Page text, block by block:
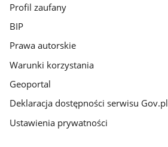
Profil zaufany
BIP
Prawa autorskie
Warunki korzystania
Geoportal
Deklaracja dostępności serwisu Gov.pl
Ustawienia prywatności